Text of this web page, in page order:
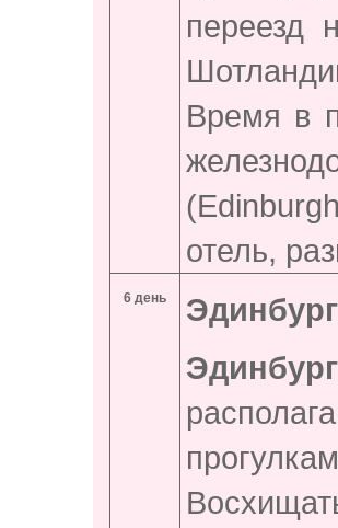
переезд
Время в
отель,
6 день
Эдинбург